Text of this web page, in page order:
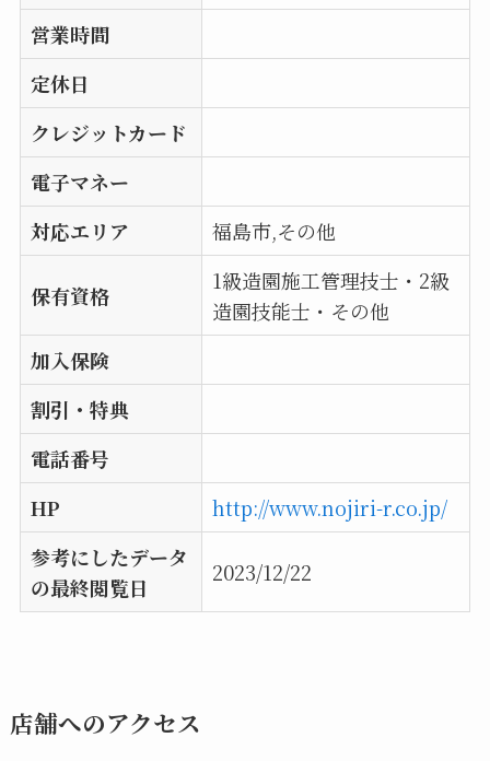
営業時間
定休日
クレジットカード
電子マネー
対応エリア
福島市,その他
保有資格
1級造園施工管理技士・2級
造園技能士・その他
加入保険
割引・特典
電話番号
HP
http://www.nojiri-r.co.jp/
参考にしたデータ
の最終閲覧日
2023/12/22
店舗へのアクセス